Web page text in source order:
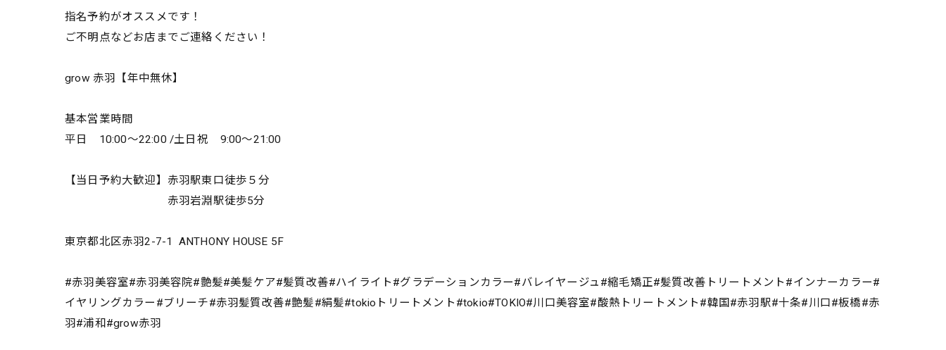
指名予約がオススメです！
ご不明点などお店までご連絡ください！
grow 赤羽【年中無休】
基本営業時間
平日 10:00～22:00 /土日祝 9:00～21:00
【当日予約大歓迎】赤羽駅東口徒歩５分
赤羽岩淵駅徒歩5分
東京都北区赤羽2-7-1 ANTHONY HOUSE 5F
#赤羽美容室#赤羽美容院#艶髪#美髪ケア#髪質改善#ハイライト#グラデーションカラー#バレイヤージュ#縮毛矯正#髪質改善トリートメント#インナーカラー#
イヤリングカラー#ブリーチ#赤羽髪質改善#艶髪#絹髪#tokioトリートメント#tokio#TOKIO#川口美容室#酸熱トリートメント#韓国#赤羽駅#十条#川口#板橋#赤
羽#浦和#grow赤羽